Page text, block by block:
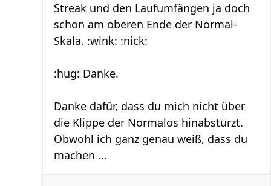
Streak und den Laufumfängen ja doch
schon am oberen Ende der Normal-
Skala. :wink: :nick:
:hug: Danke.
Danke dafür, dass du mich nicht über
die Klippe der Normalos hinabstürzt.
Obwohl ich ganz genau weiß, dass du
machen ...